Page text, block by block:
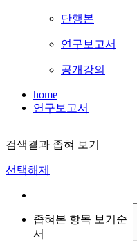
단행본
연구보고서
공개강의
home
연구보고서
검색결과 좁혀 보기
선택해제
좁혀본 항목 보기순
서